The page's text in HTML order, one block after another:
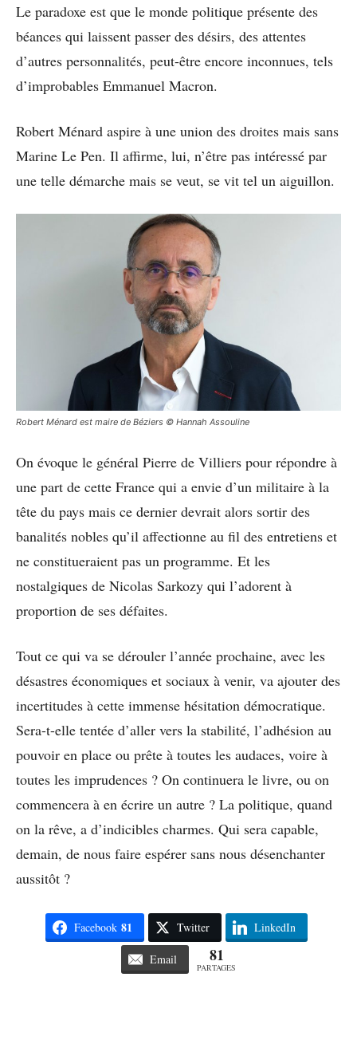
Le paradoxe est que le monde politique présente des
béances qui laissent passer des désirs, des attentes
d’autres personnalités, peut-être encore inconnues, tels
d’improbables Emmanuel Macron.
Robert Ménard aspire à une union des droites mais sans
Marine Le Pen. Il affirme, lui, n’être pas intéressé par
une telle démarche mais se veut, se vit tel un aiguillon.
Robert Ménard est maire de Béziers © Hannah Assouline
On évoque le général Pierre de Villiers pour répondre à
une part de cette France qui a envie d’un militaire à la
tête du pays mais ce dernier devrait alors sortir des
banalités nobles qu’il affectionne au fil des entretiens et
ne constitueraient pas un programme. Et les
nostalgiques de Nicolas Sarkozy qui l’adorent à
proportion de ses défaites.
Tout ce qui va se dérouler l’année prochaine, avec les
désastres économiques et sociaux à venir, va ajouter des
incertitudes à cette immense hésitation démocratique.
Sera-t-elle tentée d’aller vers la stabilité, l’adhésion au
pouvoir en place ou prête à toutes les audaces, voire à
toutes les imprudences ? On continuera le livre, ou on
commencera à en écrire un autre ? La politique, quand
on la rêve, a d’indicibles charmes. Qui sera capable,
demain, de nous faire espérer sans nous désenchanter
aussitôt ?
Facebook 81 Twitter LinkedIn
Email 81
PARTAGES